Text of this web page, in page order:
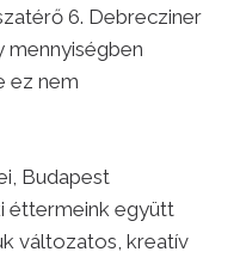
6. Debrecziner
mennyiségben
ez nem
Budapest
éttermeink együtt
változatos, kreatív